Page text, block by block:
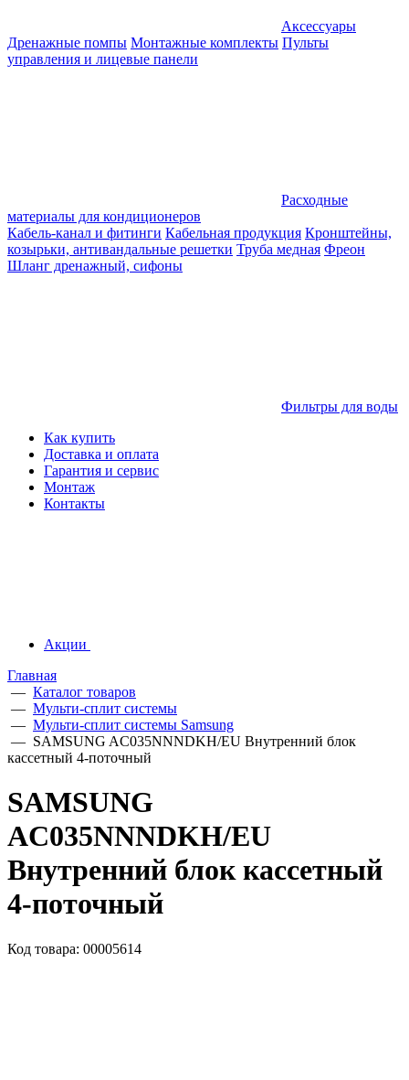
Аксессуары
Дренажные помпы Монтажные комплекты Пульты
управления и лицевые панели
Расходные
материалы для кондиционеров
Кабель-канал и фитинги Кабельная продукция Кронштейны,
козырьки, антивандальные решетки Труба медная Фреон
Шланг дренажный, сифоны
Фильтры для воды
Как купить
Доставка и оплата
Гарантия и сервис
Монтаж
Контакты
Акции
Главная
— Каталог товаров
— Мульти-сплит системы
— Мульти-сплит системы Samsung
— SAMSUNG AC035NNNDKH/EU Внутренний блок
кассетный 4-поточный
SAMSUNG
AC035NNNDKH/EU
Внутренний блок кассетный
4-поточный
Код товара: 00005614